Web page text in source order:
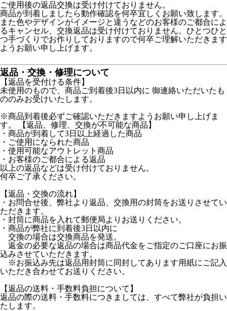
ご使用後の返品交換は受け付けておりません。
商品が到着しましたら動作確認を何卒宜しくお願い致します。
また色やデザインがイメージと違うなどのお客様のご都合によ
るキャンセル、交換返品は受け付けておりません。ひとつひと
つ手づくりでお作りしておりますので何卒ご理解いただきます
ようお願い申し上げます。
返品・交換・修理について
【返品を受付ける条件】
未使用のもので、商品ご到着後3日以内に 御連絡いただいたも
ののみお受けいたします。
※商品到着後必ずご確認いただきますようお願い申し上げま
す。 【返品、修理、交換が不可能な商品】
・商品が到着して3日以上経過した商品
・ご使用になられた商品
・使用可能なアウトレット商品
・お客様のご都合による返品
以上の返品などは受け付けておりません。
何卒ご了承ください。
【返品・交換の流れ】
・お問合せ後、弊社より返品、交換用の封筒をお送りさせてい
ただきます。
・封筒に商品を入れて郵便局よりお送りください。
・商品が弊社に到着後3日以内に
交換の場合は交換商品を発送。
返金の必要な返品の場合は商品代金をご指定のご口座にお振
込みさせていただきます。
※お振込み先は返品用封筒に同封してあります用紙にご記入
いただき合わせてお送りください。
【返品の送料・手数料負担について】
返品の際の送料・手数料につきましては、すべて弊社が負担い
たします。